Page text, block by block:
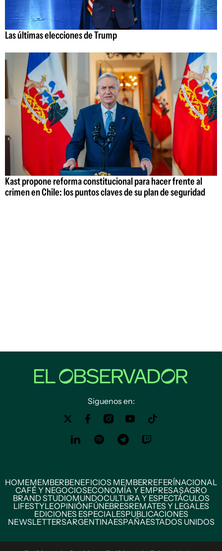
Las últimas elecciones de Trump
Kast propone reforma constitucional para hacer frente al
crimen en Chile: los puntos claves de su plan de seguridad
Siguenos en:
HOMEMEMBERBENEFICIOS MEMBERREFERÍNACIONAL
CAFÉ Y NEGOCIOSECONOMÍA Y EMPRESASAGRO
BRAND STUDIOMUNDOCULTURA Y ESPECTÁCULOS
LIFESTYLEOPINIÓNFÚNEBRESREMATES Y LEGALES
EDICIONES ESPECIALESPUBLICACIONES
NEWSLETTERSARGENTINAESPAÑAESTADOS UNIDOS